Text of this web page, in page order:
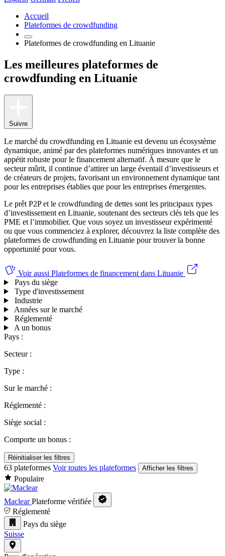
Accueil
Plateformes de crowdfunding
Plateformes de crowdfunding en Lituanie
Les meilleures plateformes de
crowdfunding en Lituanie
Suivre
Le marché du crowdfunding en Lituanie est devenu un écosystème
dynamique, animé par des plateformes numériques innovantes et un
appétit robuste pour le financement alternatif. À mesure que le
secteur mûrit, il continue d’attirer un large éventail d’investisseurs et
de créateurs de projets, favorisant un environnement dynamique tant
pour les entreprises établies que pour les entreprises émergentes.
Le prêt P2P et le crowdfunding de dettes sont les principaux types
d’investissement en Lituanie, soutenant des secteurs clés tels que les
PME et l’immobilier. Que vous soyez un investisseur expérimenté
ou que vous commenciez à explorer, découvrez la liste complète des
plateformes de crowdfunding en Lituanie pour trouver la bonne
opportunité pour vous.
Voir aussi Plateformes de financement dans Lituanie
Pays du siège
Type d'investissement
Industrie
Années sur le marché
Réglementé
A un bonus
Pays :
Secteur :
Type :
Sur le marché :
Réglementé :
Siège social :
Comporte un bonus :
Réinitialiser les filtres
63 plateformes Voir toutes les plateformes Afficher les filtres
Populaire
Maclear Plateforme vérifiée
Réglementé
Pays du siège
Suisse